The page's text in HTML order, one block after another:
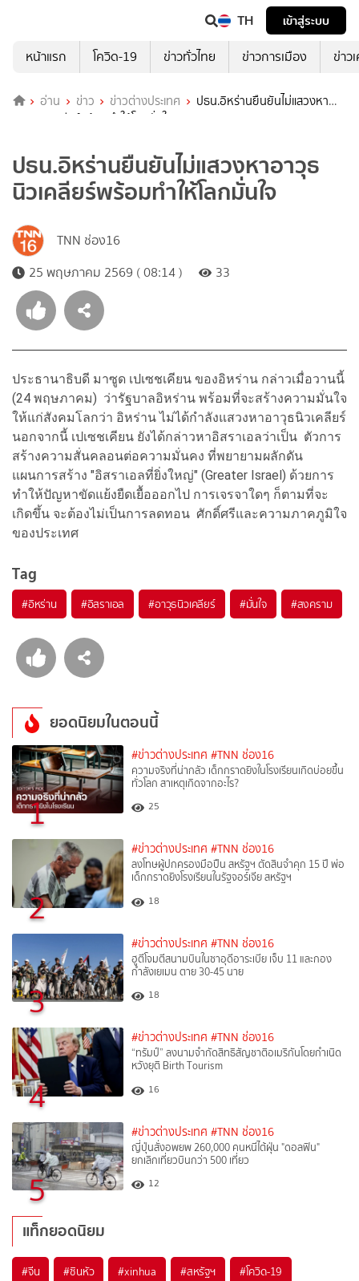
TH
เข้าสู่ระบบ
หน้าแรก
โควิด-19 ข่าวทั่วไทย ข่าวการเมือง ข่าว
อ่าน ข่าว ข่าวต่างประเทศ
ปธน.อิหร่านยืนยันไม่แสวงหา
อาวุธนิวเคลียร์พร้อมทำให้โลกมั่นใจ
ปธน.อิหร่านยืนยันไม่แสวงหาอาวุธ
นิวเคลียร์พร้อมทำให้โลกมั่นใจ
TNN ช่อง16
25 พฤษภาคม 2569 ( 08:14 )
33
ประธานาธิบดี มาซูด เปเซชเคียน ของอิหร่าน กล่าวเมื่อวานนี้
(24 พฤษภาคม) ว่ารัฐบาลอิหร่าน พร้อมที่จะสร้างความมั่นใจ
ให้แก่สังคมโลกว่า อิหร่าน ไม่ได้กำลังแสวงหาอาวุธนิวเคลียร์
นอกจากนี้ เปเซชเคียน ยังได้กล่าวหาอิสราเอลว่าเป็น ตัวการ
สร้างความสั่นคลอนต่อความมั่นคง ที่พยายามผลักดัน
แผนการสร้าง "อิสราเอลที่ยิ่งใหญ่" (Greater Israel) ด้วยการ
ทำให้ปัญหาขัดแย้งยืดเยื้อออกไป การเจรจาใดๆ ก็ตามที่จะ
เกิดขึ้น จะต้องไม่เป็นการลดทอน ศักดิ์ศรีและความภาคภูมิใจ
ของประเทศ
Tag
#อิหร่าน #อิสราเอล #อาวุธนิวเคลียร์ #มั่นใจ #สงคราม
ยอดนิยมในตอนนี้
1
#ข่าวต่างประเทศ #TNN ช่อง16
ความจริงที่น่ากลัว เด็กกราดยิงในโรงเรียนเกิดบ่อยขึ้น
ทั่วโลก สาเหตุเกิดจากอะไร?
25
2
#ข่าวต่างประเทศ #TNN ช่อง16
ลงโทษผู้ปกครองมือปืน สหรัฐฯ ตัดสินจำคุก 15 ปี พ่อ
เด็กกราดยิงโรงเรียนในรัฐจอร์เจีย สหรัฐฯ
18
3
#ข่าวต่างประเทศ #TNN ช่อง16
ฮูตีโจมตีสนามบินในซาอุดีอาระเบีย เจ็บ 11 และกอง
กำลังเยเมน ตาย 30-45 นาย
18
4
#ข่าวต่างประเทศ #TNN ช่อง16
“ทรัมป์” ลงนามจำกัดสิทธิสัญชาติอเมริกันโดยกำเนิด
หวังยุติ Birth Tourism
16
5
#ข่าวต่างประเทศ #TNN ช่อง16
ญี่ปุ่นสั่งอพยพ 260,000 คนหนีไต้ฝุ่น "ดอลฟิน"
ยกเลิกเที่ยวบินกว่า 500 เที่ยว
12
แท็กยอดนิยม
#จีน #ซินหัว #xinhua #สหรัฐฯ #โควิด-19